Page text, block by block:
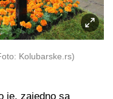
Kolubarske.rs)
je, zajedno sa